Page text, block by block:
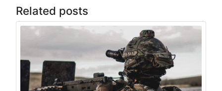
Related posts